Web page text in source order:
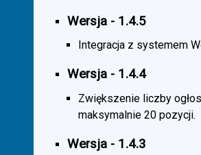
Wersja - 1.4.5
Integracja z systemem
Wersja - 1.4.4
Zwiększenie liczby
maksymalnie 20 pozycji.
Wersja - 1.4.3